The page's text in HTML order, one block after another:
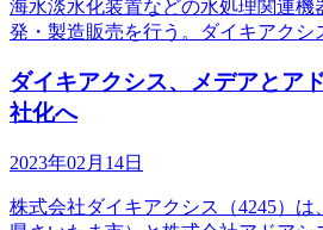
海水淡水化装置などの水処理関連機
発・製造販売を行う。ダイキアクシ
ダイキアクシス、メデアとア
社化へ
2023年02月14日
株式会社ダイキアクシス（4245）は